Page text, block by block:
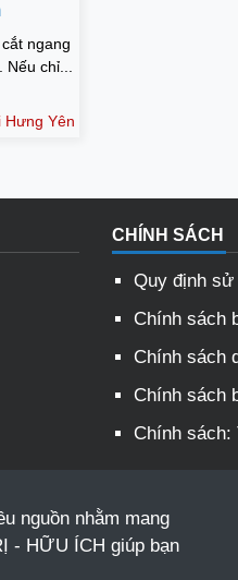
ngang
Nếu chỉ...
Yên
CHÍNH SÁCH
Quy định sử
Chính sách
Chính sách
Chính sách
Chính sách:
nguồn nhằm mang
- HỮU ÍCH giúp bạn